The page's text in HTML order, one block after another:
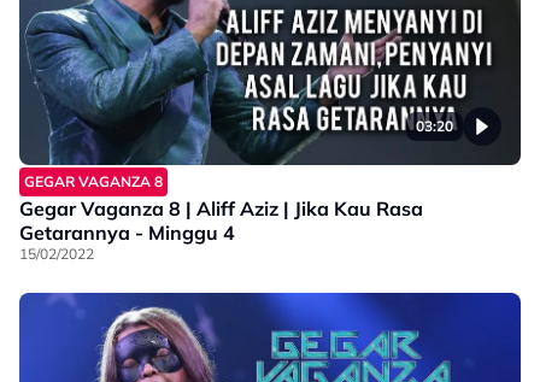
03:20
GEGAR VAGANZA 8
Gegar Vaganza 8 | Aliff Aziz | Jika Kau Rasa
Getarannya - Minggu 4
15/02/2022